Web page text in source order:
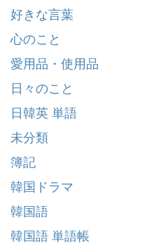
好きな言葉
心のこと
愛用品・使用品
日々のこと
日韓英 単語
未分類
簿記
韓国ドラマ
韓国語
韓国語 単語帳